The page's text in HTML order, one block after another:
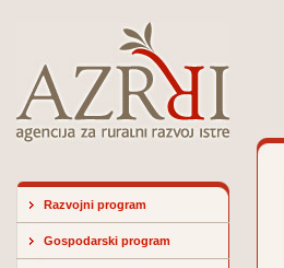
Razvojni program
Gospodarski program